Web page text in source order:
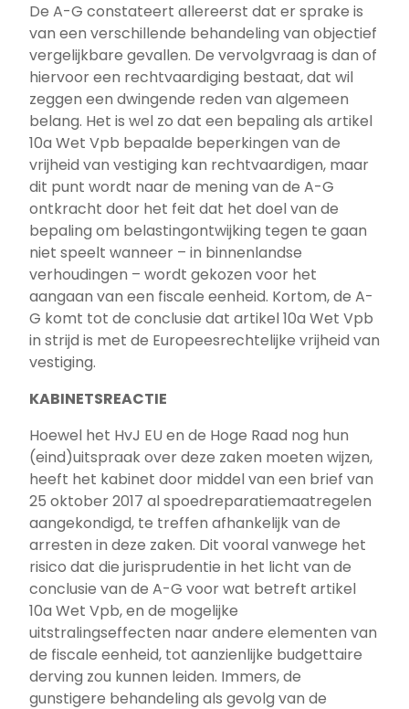
De A-G constateert allereerst dat er sprake is
van een verschillende behandeling van objectief
vergelijkbare gevallen. De vervolgvraag is dan of
hiervoor een rechtvaardiging bestaat, dat wil
zeggen een dwingende reden van algemeen
belang. Het is wel zo dat een bepaling als artikel
10a Wet Vpb bepaalde beperkingen van de
vrijheid van vestiging kan rechtvaardigen, maar
dit punt wordt naar de mening van de A-G
ontkracht door het feit dat het doel van de
bepaling om belastingontwijking tegen te gaan
niet speelt wanneer – in binnenlandse
verhoudingen – wordt gekozen voor het
aangaan van een fiscale eenheid. Kortom, de A-
G komt tot de conclusie dat artikel 10a Wet Vpb
in strijd is met de Europeesrechtelijke vrijheid van
vestiging.
KABINETSREACTIE
Hoewel het HvJ EU en de Hoge Raad nog hun
(eind)uitspraak over deze zaken moeten wijzen,
heeft het kabinet door middel van een brief van
25 oktober 2017 al spoedreparatiemaatregelen
aangekondigd, te treffen afhankelijk van de
arresten in deze zaken. Dit vooral vanwege het
risico dat die jurisprudentie in het licht van de
conclusie van de A-G voor wat betreft artikel
10a Wet Vpb, en de mogelijke
uitstralingseffecten naar andere elementen van
de fiscale eenheid, tot aanzienlijke budgettaire
derving zou kunnen leiden. Immers, de
gunstigere behandeling als gevolg van de